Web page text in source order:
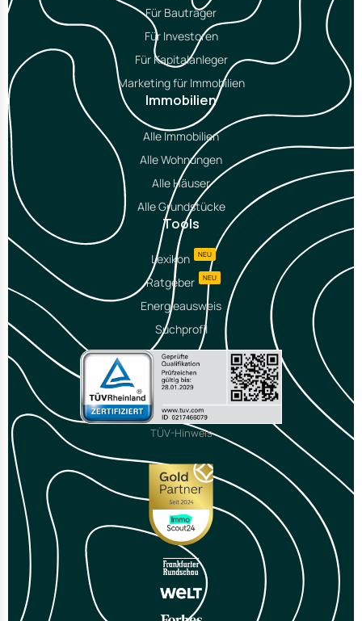
Für Bauträger
Für Investoren
Für Kapitalanleger
Marketing für Immobilien
Immobilien
Alle Immobilien
Alle Wohnungen
Alle Häuser
Alle Grundstücke
Tools
Lexikon NEU
Ratgeber NEU
Energieausweis
Suchprofil
TÜV-Hinweis